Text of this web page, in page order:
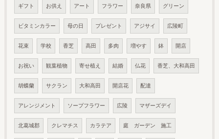
ギフト お供え アート フラワー 奈良県 グリーン
ビタミンカラー 母の日 プレゼント アジサイ 広陵町
花束 学校 香芝 高田 多肉 増やす 鉢 開店
お祝い 観葉植物 寄せ植え 結婚 仏花 香芝、大和高田
胡蝶蘭 サクラン 大和高田 開店花 配達
アレンジメント ソープフラワー 広陵 マザーズデイ
北葛城郡 クレマチス カラテア 庭 ガーデン 施工